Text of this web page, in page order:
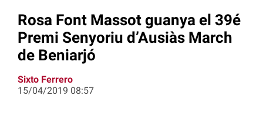
Rosa Font Massot guanya el 39é
Premi Senyoriu d’Ausiàs March
de Beniarjó
Sixto Ferrero
15/04/2019 08:57